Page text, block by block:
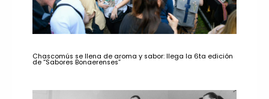
Chascomús se llena de aroma y sabor: llega la 6ta edición
de “Sabores Bonaerenses”